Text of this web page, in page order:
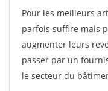
Pour les meilleurs
parfois suffire mais
augmenter leurs
passer par un
le secteur du